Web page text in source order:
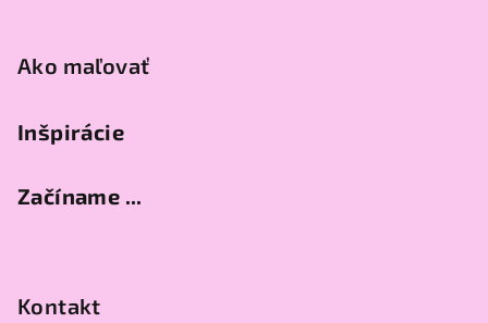
Ako maľovať
Inšpirácie
Začíname ...
Kontakt